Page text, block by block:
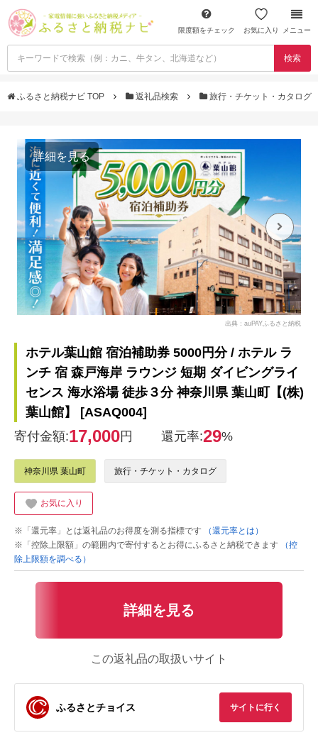
限度額をチェック お気に入り メニュー
検索
ふるさと納税ナビ TOP 返礼品検索 旅行・チケット・カタログ
詳細を見る
出典：auPAYふるさと納税
ホテル葉山館 宿泊補助券 5000円分 / ホテル ラ
ンチ 宿 森戸海岸 ラウンジ 短期 ダイビングライ
センス 海水浴場 徒歩３分 神奈川県 葉山町【(株)
葉山館】 [ASAQ004]
寄付金額:17,000円 還元率:29%
神奈川県 葉山町 旅行・チケット・カタログ
お気に入り
※「還元率」とは返礼品のお得度を測る指標です
（還元率とは）
※「控除上限額」の範囲内で寄付するとお得にふるさと納税できます
（控
除上限額を調べる）
詳細を見る
この返礼品の取扱いサイト
ふるさとチョイス サイトに行く